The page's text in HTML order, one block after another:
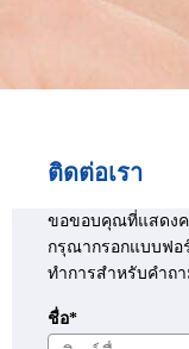
ติดต่อเรา
ขอขอบคุณที่แสดงค
กรุณากรอกแบบฟอ
ทำการสำหรับคำถ
ชื่อ*